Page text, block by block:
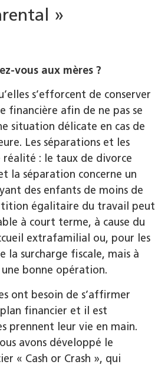
»
vous aux mères ?
s’efforcent de conserver
financière afin de ne pas se
situation délicate en cas de
Les séparations et les
réalité : le taux de divorce
la séparation concerne un
des enfants de moins de
égalitaire du travail peut
à court terme, à cause du
extrafamilial ou, pour les
la surcharge fiscale, mais à
une bonne opération.
ont besoin de s’affirmer
financier et il est
prennent leur vie en main.
avons développé le
« Cash or Crash », qui